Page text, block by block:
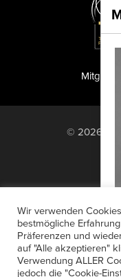
Mitglied
© 2026 PF
Anzeigensuche
AGB
Wir verwenden
bestmögliche
Präferenzen und
auf "Alle akzeptieren"
Verwendung ALLER
jedoch die "Cookie-